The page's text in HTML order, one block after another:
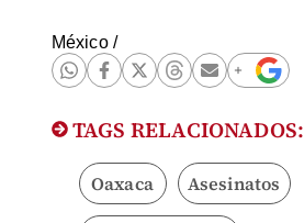
México/
TAGS RELACIONADOS:
Oaxaca Asesinatos